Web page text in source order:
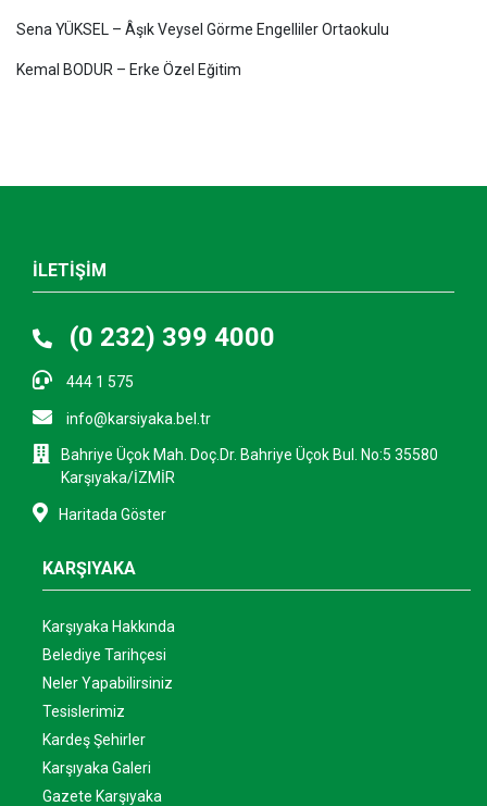
Sena YÜKSEL – Âşık Veysel Görme Engelliler Ortaokulu
Kemal BODUR – Erke Özel Eğitim
İLETİŞİM
(0 232) 399 4000
444 1 575
info@karsiyaka.bel.tr
Bahriye Üçok Mah. Doç.Dr. Bahriye Üçok Bul. No:5 35580
Karşıyaka/İZMİR
Haritada Göster
KARŞIYAKA
Karşıyaka Hakkında
Belediye Tarihçesi
Neler Yapabilirsiniz
Tesislerimiz
Kardeş Şehirler
Karşıyaka Galeri
Gazete Karşıyaka